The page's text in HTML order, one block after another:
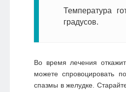
Температура
градусов.
Во время лечения
можете спровоцировать
спазмы в желудке.